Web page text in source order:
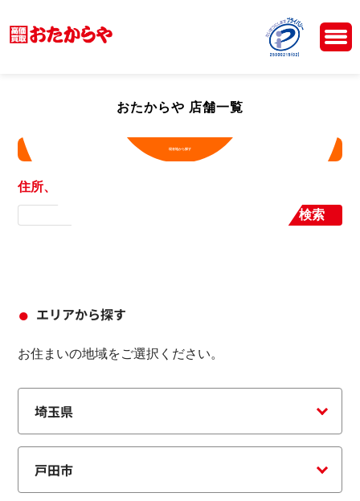
おたからや 店舗一覧
現在地から探す
住所、店舗名から探す
検索
エリアから探す
お住まいの地域をご選択ください。